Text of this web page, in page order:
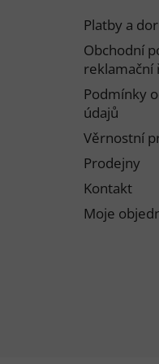
Platby a
Obchodní
reklamační
Podmínky
údajů
Věrnostní
Prodejny
Kontakt
Moje